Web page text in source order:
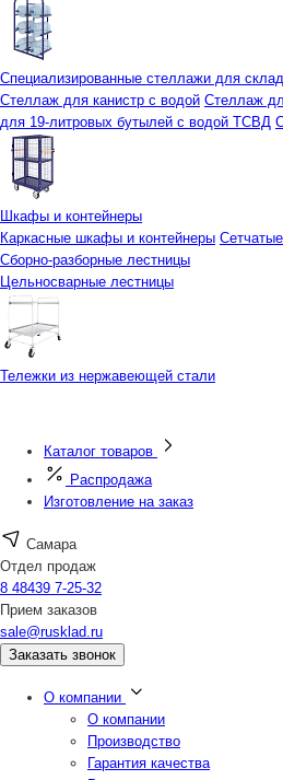
Специализированные стеллажи для
Стеллаж для канистр с водой Стеллаж
для 19-литровых бутылей с водой ТСВД
Шкафы и контейнеры
Каркасные шкафы и контейнеры
Сборно-разборные лестницы
Цельносварные лестницы
Тележки из нержавеющей стали
Каталог товаров
Распродажа
Изготовление на заказ
Самара
Отдел продаж
8 48439 7-25-32
Прием заказов
sale@rusklad.ru
Заказать звонок
О компании
О компании
Производство
Гарантия качества